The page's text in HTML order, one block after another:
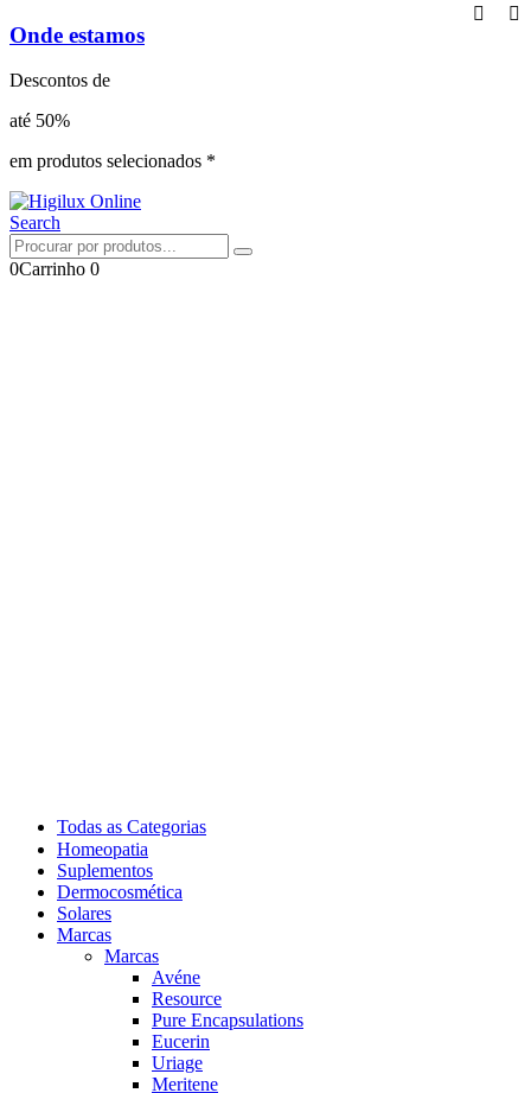
Onde estamos
Descontos de
até 50%
em produtos selecionados *
Search
0Carrinho 0
Todas as Categorias
Homeopatia
Suplementos
Dermocosmética
Solares
Marcas
Marcas
Avéne
Resource
Pure Encapsulations
Eucerin
Uriage
Meritene